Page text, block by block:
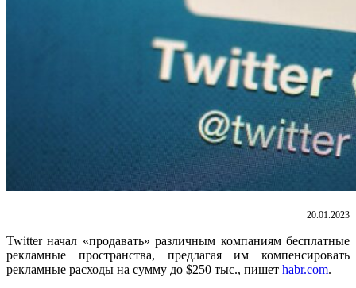
20.01.2023
Twitter начал «продавать» различным компаниям бесплатные
рекламные пространства, предлагая им компенсировать
рекламные расходы на сумму до $250 тыс., пишет habr.com.